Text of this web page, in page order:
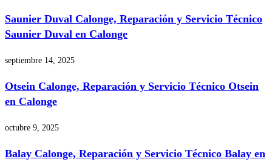
Saunier Duval Calonge, Reparación y Servicio Técnico
Saunier Duval en Calonge
septiembre 14, 2025
Otsein Calonge, Reparación y Servicio Técnico Otsein
en Calonge
octubre 9, 2025
Balay Calonge, Reparación y Servicio Técnico Balay en